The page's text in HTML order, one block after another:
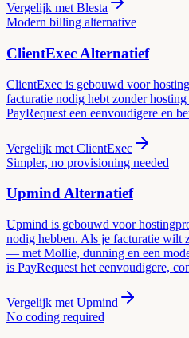
Vergelijk met Blesta
Modern billing alternative
ClientExec Alternatief
ClientExec is gebouwd voor
facturatie nodig hebt zonder
PayRequest een eenvoudigere en
Vergelijk met ClientExec
Simpler, no provisioning needed
UpmindAlternatief
Upmind is gebouwd voor
nodig hebben. Als je facturatie wilt
— met Mollie, dunning en een
is PayRequest het eenvoudigere,
Vergelijk met Upmind
No coding required